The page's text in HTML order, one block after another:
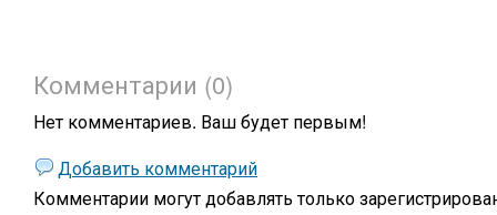
Комментарии (0)
Нет комментариев. Ваш будет первым!
Добавить комментарий
Комментарии могут добавлять только